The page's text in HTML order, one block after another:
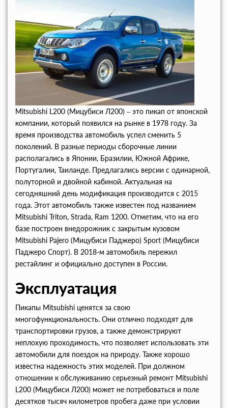
Mitsubishi L200 (Мицубиси Л200) – это пикап от японской
компании, который появился на рынке в 1978 году. За
время производства автомобиль успел сменить 5
поколений. В разные периоды сборочные линии
располагались в Японии, Бразилии, Южной Африке,
Португалии, Таиланде. Предлагались версии с одинарной,
полуторной и двойной кабиной. Актуальная на
сегодняшний день модификация производится с 2015
года. Этот автомобиль также известен под названием
Mitsubishi Triton, Strada, Ram 1200. Отметим, что на его
базе построен внедорожник с закрытым кузовом
Mitsubishi Pajero (Мицубиси Паджеро) Sport (Мицубиси
Паджеро Спорт). В 2018-м автомобиль пережил
рестайлинг и официально доступен в России.
Эксплуатация
Пикапы Mitsubishi ценятся за свою
многофункциональность. Они отлично подходят для
транспортировки грузов, а также демонстрируют
неплохую проходимость, что позволяет использовать эти
автомобили для поездок на природу. Также хорошо
известна надежность этих моделей. При должном
отношении к обслуживанию серьезный ремонт Mitsubishi
L200 (Мицубиси Л200) может не потребоваться и поле
десятков тысяч километров пробега даже при условии